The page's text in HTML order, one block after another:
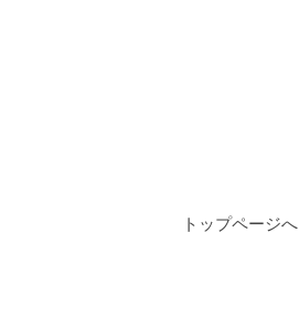
トップページへ